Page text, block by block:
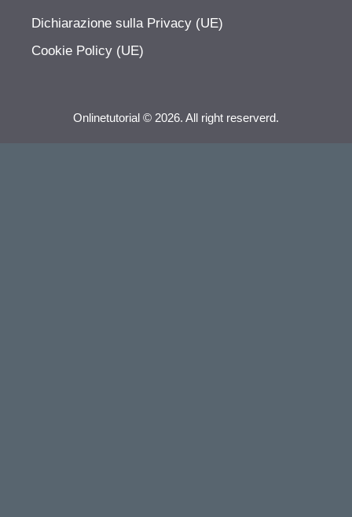
Dichiarazione sulla Privacy (UE)
Cookie Policy (UE)
Onlinetutorial © 2026. All right reserverd.